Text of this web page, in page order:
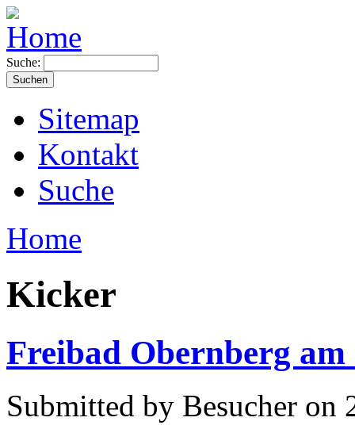
Suche:
Sitemap
Kontakt
Suche
Home
Kicker
Freibad Obernberg
Submitted by Besucher on